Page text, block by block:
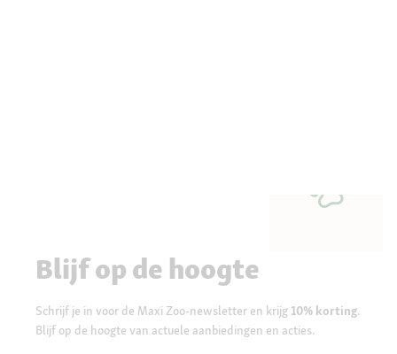
Blijf op de hoogte
Schrijf je in voor de Maxi Zoo-newsletter en krijg 10% korting.
Blijf op de hoogte van actuele aanbiedingen en acties.